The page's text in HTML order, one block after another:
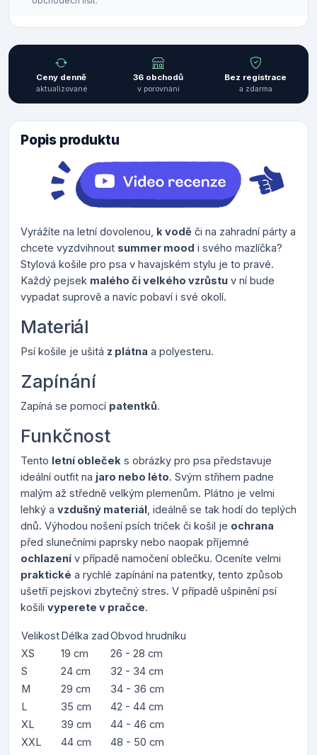
Ceny denně
aktualizované
36 obchodů
v porovnání
Bez registrace
a zdarma
Popis produktu
Vyrážíte na letní dovolenou, k vodě či na zahradní párty a
chcete vyzdvihnout summer mood i svého mazlíčka?
Stylová košile pro psa v havajském stylu je to pravé.
Každý pejsek malého či velkého vzrůstu v ní bude
vypadat suprově a navíc pobaví i své okolí.
Materiál
Psí košile je ušitá z plátna a polyesteru.
Zapínání
Zapíná se pomocí patentků.
Funkčnost
Tento letní obleček s obrázky pro psa představuje
ideální outfit na jaro nebo léto. Svým střihem padne
malým až středně velkým plemenům. Plátno je velmi
lehký a vzdušný materiál , ideálně se tak hodí do teplých
dnů. Výhodou nošení psích triček či košil je ochrana
před slunečními paprsky nebo naopak příjemné
ochlazení v případě namočení oblečku. Oceníte velmi
praktické a rychlé zapínání na patentky, tento způsob
ušetří pejskovi zbytečný stres. V případě ušpinění psí
košili vyperete v pračce.
VelikostDélka zadObvod hrudníku
XS
19 cm
26 - 28 cm
S
24 cm
32 - 34 cm
M
29 cm
34 - 36 cm
L
35 cm
42 - 44 cm
XL
39 cm
44 - 46 cm
XXL
44 cm 48 - 50 cm